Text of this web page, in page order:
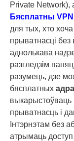
Private Network),
Бясплатны VPN
для тых, хто
прыватнасці
аднолькава
разгледзім
разумець, дзе
бясплатных
выкарыстоўваць
прыватнасць і
Інтэрнэтам без
атрымаць доступ